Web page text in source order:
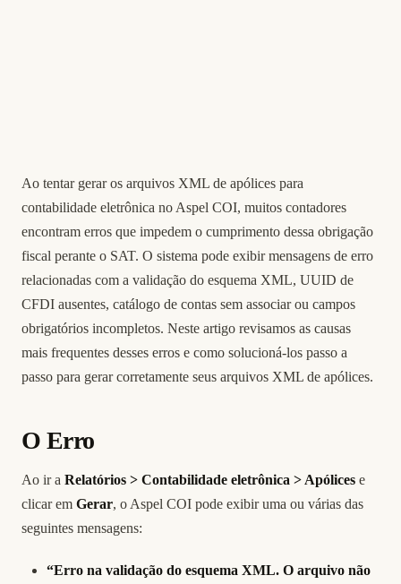
Ao tentar gerar os arquivos XML de apólices para
contabilidade eletrônica no Aspel COI, muitos contadores
encontram erros que impedem o cumprimento dessa obrigação
fiscal perante o SAT. O sistema pode exibir mensagens de erro
relacionadas com a validação do esquema XML, UUID de
CFDI ausentes, catálogo de contas sem associar ou campos
obrigatórios incompletos. Neste artigo revisamos as causas
mais frequentes desses erros e como solucioná-los passo a
passo para gerar corretamente seus arquivos XML de apólices.
O Erro
Ao ir a Relatórios > Contabilidade eletrônica > Apólices e
clicar em Gerar, o Aspel COI pode exibir uma ou várias das
seguintes mensagens:
“Erro na validação do esquema XML. O arquivo não